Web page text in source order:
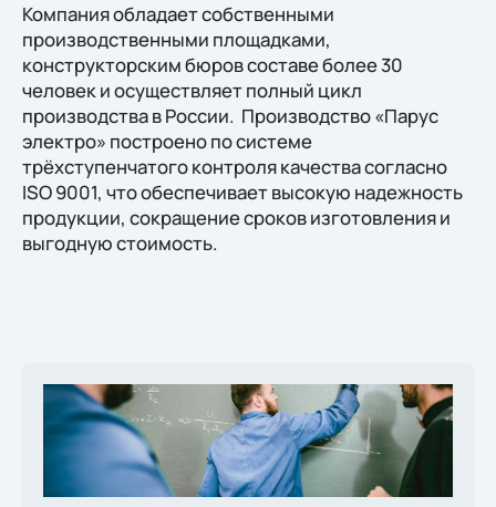
Компания обладает собственными
производственными площадками,
конструкторским бюров составе более 30
человек и осуществляет полный цикл
производства в России. Производство «Парус
электро» построено по системе
трёхступенчатого контроля качества согласно
ISO 9001, что обеспечивает высокую надежность
продукции, сокращение сроков изготовления и
выгодную стоимость.